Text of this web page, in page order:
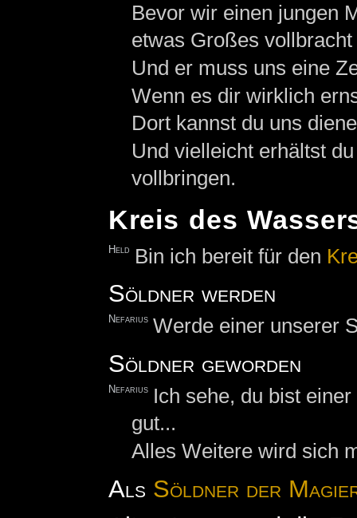
Bevor wir einen jungen
etwas Großes vollbracht
Und er muss uns eine
Wenn es dir wirklich
Dort kannst du uns
Und vielleicht erhältst
vollbringen.
Kreis des
Held Bin ich bereit für den
Söldner werden
Nefarius Werde einer unserer
Söldner geworden
Nefarius Ich sehe, du bist
gut...
Alles Weitere wird sich
Als Söldner der